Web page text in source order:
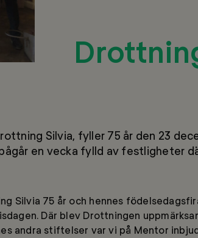
Silvia, fyller 75 år den 23
en vecka fylld av festligheter
Silvia 75 år och hennes
Där blev Drottningen
andra stiftelser var vi på Mentor